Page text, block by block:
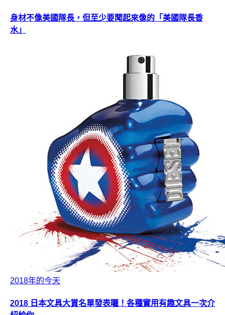
身材不像美國隊長，但至少要聞起來像的「美國隊長香
水」
2018年的今天
2018 日本文具大賞名單發表囉！各種實用有趣文具一次介